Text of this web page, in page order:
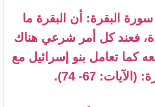
سورة البقرة: أن البقرة ما
فعند كل أمر شرعي هناك
كما تعامل بنو إسرائيل مع
(الآيات: 67- 74).